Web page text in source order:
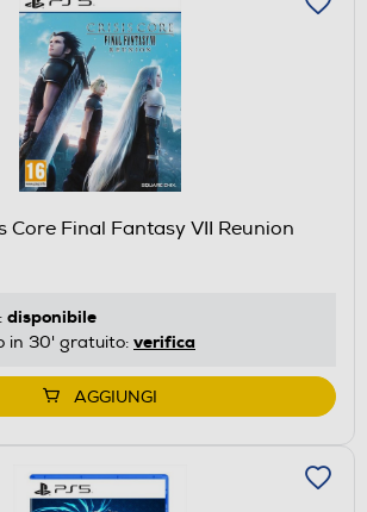
Core Final Fantasy VII Reunion
disponibile
in 30' gratuito: verifica
AGGIUNGI